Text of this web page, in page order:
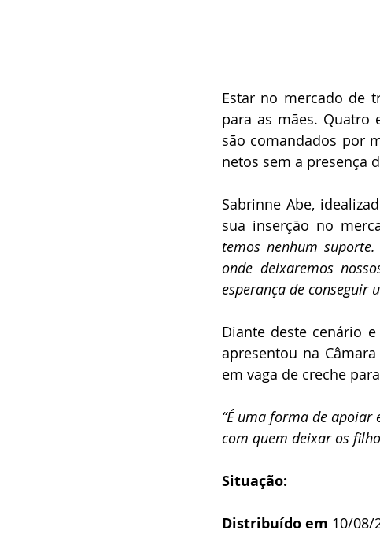
Estar no mercado de
para as mães. Quatro
são comandados por
netos sem a presença
Sabrinne Abe,
sua inserção no
temos nenhum
onde deixaremos
esperança de conseguir
Diante deste cenário
apresentou na
em vaga de creche
“É uma forma de apoiar
com quem deixar os
Situação:
Distribuído em 10/08/